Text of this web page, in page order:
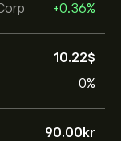
+0.36%
10.22‎$‎
0%
90.00‎kr‎